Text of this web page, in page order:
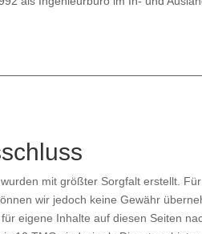
mit größter Sorgfalt erstellt.
wir jedoch keine Gewähr
eigene Inhalte auf diesen Seiten